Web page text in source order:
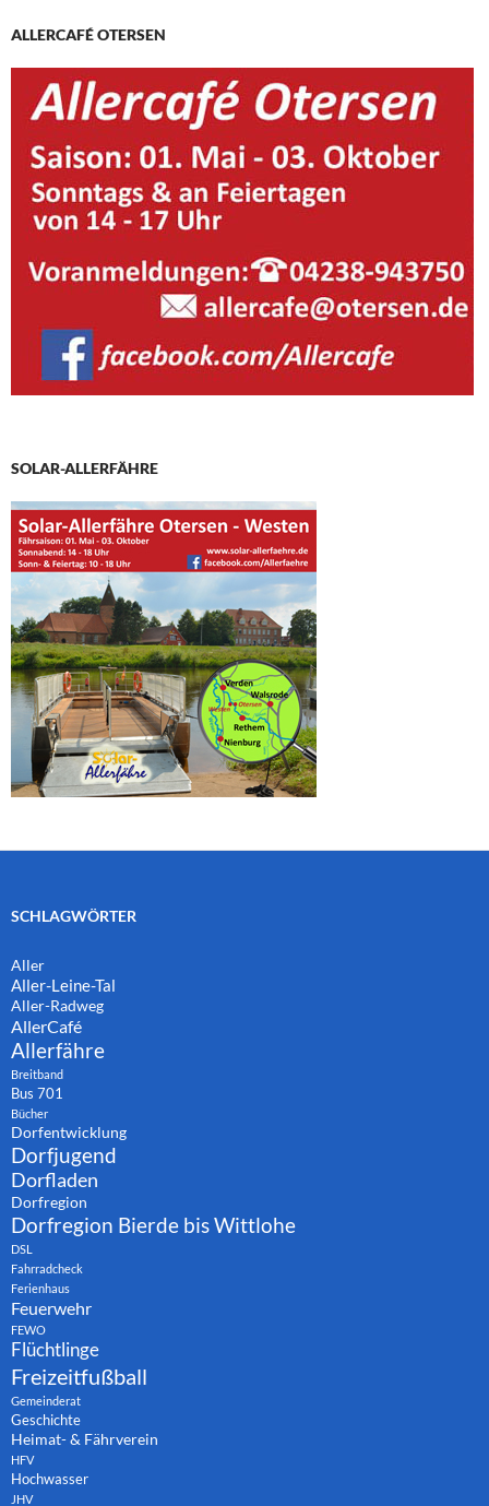
ALLERCAFÉ OTERSEN
SOLAR-ALLERFÄHRE
SCHLAGWÖRTER
Aller
Aller-Leine-Tal
Aller-Radweg
AllerCafé
Allerfähre
Breitband
Bus 701
Bücher
Dorfentwicklung
Dorfjugend
Dorfladen
Dorfregion
Dorfregion Bierde bis Wittlohe
DSL
Fahrradcheck
Ferienhaus
Feuerwehr
FEWO
Flüchtlinge
Freizeitfußball
Gemeinderat
Geschichte
Heimat- & Fährverein
HFV
Hochwasser
JHV